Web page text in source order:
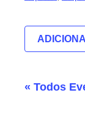
« Todos